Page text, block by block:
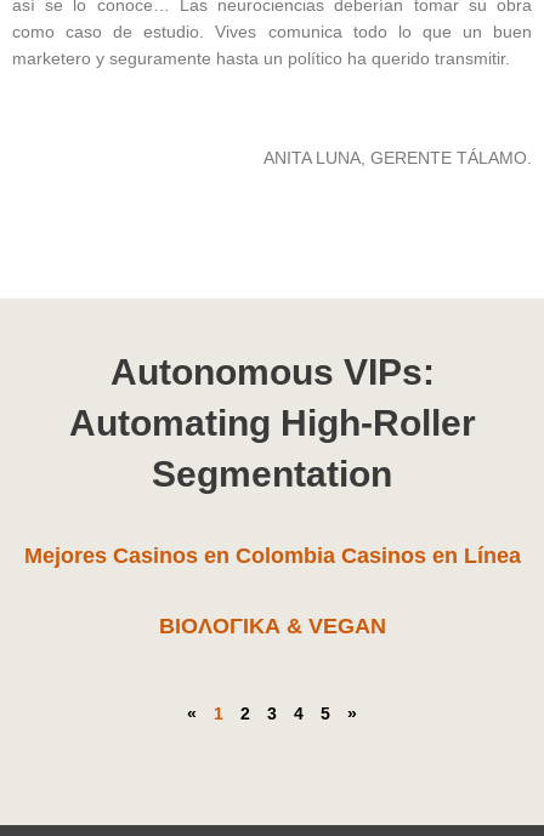
así se lo conoce… Las neurociencias deberían tomar su obra
como caso de estudio. Vives comunica todo lo que un buen
marketero y seguramente hasta un político ha querido transmitir.
ANITA LUNA, GERENTE TÁLAMO.
Autonomous VIPs:
Automating High-Roller
Segmentation
Mejores Casinos en Colombia Casinos en Línea
ΒΙΟΛΟΓΙΚΑ & VEGAN
« 1 2 3 4
Page
5 »